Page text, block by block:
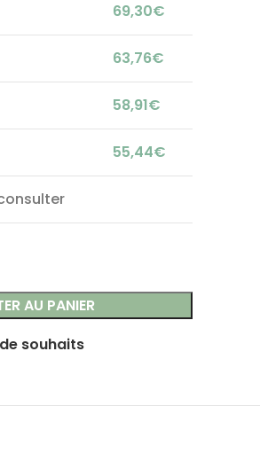
69,30€
63,76€
58,91€
55,44€
AU PANIER
souhaits